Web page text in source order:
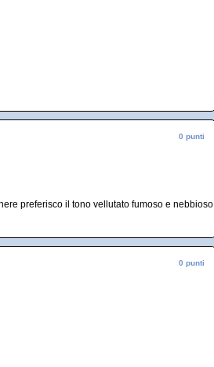
0 punti
preferisco il tono vellutato fumoso e nebbioso
0 punti